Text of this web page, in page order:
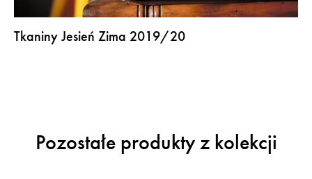
Tkaniny Jesień Zima 2019/20
Pozostałe produkty z kolekcji